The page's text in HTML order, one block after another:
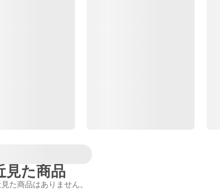
見た商品
た商品はありません。